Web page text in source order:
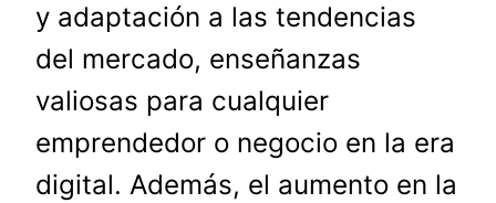
y adaptación a las tendencias
del mercado, enseñanzas
valiosas para cualquier
emprendedor o negocio en la era
digital. Además, el aumento en la